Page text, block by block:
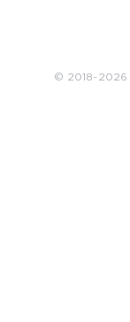
© 2018~2026